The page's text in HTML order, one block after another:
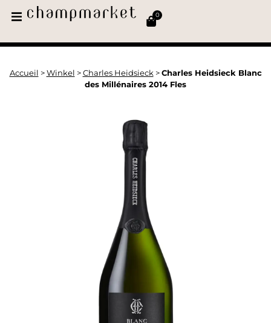
0
Accueil > Winkel > Charles Heidsieck > Charles Heidsieck Blanc
des Millénaires 2014 Fles